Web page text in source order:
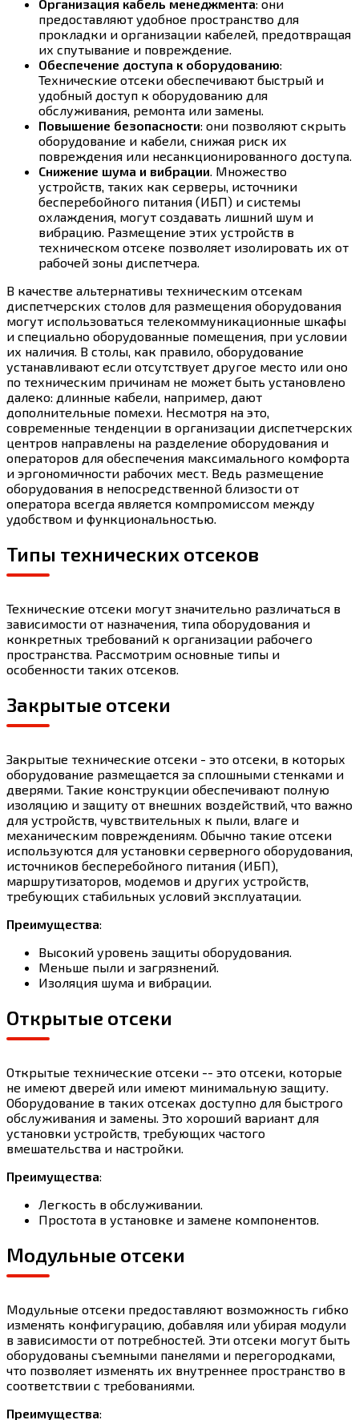
Организация кабель менеджмента: они
предоставляют удобное пространство для
прокладки и организации кабелей, предотвращая
их спутывание и повреждение.
Обеспечение доступа к оборудованию:
Технические отсеки обеспечивают быстрый и
удобный доступ к оборудованию для
обслуживания, ремонта или замены.
Повышение безопасности: они позволяют скрыть
оборудование и кабели, снижая риск их
повреждения или несанкционированного доступа.
Снижение шума и вибрации. Множество
устройств, таких как серверы, источники
бесперебойного питания (ИБП) и системы
охлаждения, могут создавать лишний шум и
вибрацию. Размещение этих устройств в
техническом отсеке позволяет изолировать их от
рабочей зоны диспетчера.
В качестве альтернативы техническим отсекам
диспетчерских столов для размещения оборудования
могут использоваться телекоммуникационные шкафы
и специально оборудованные помещения, при условии
их наличия. В столы, как правило, оборудование
устанавливают если отсутствует другое место или оно
по техническим причинам не может быть установлено
далеко: длинные кабели, например, дают
дополнительные помехи. Несмотря на это,
современные тенденции в организации диспетчерских
центров направлены на разделение оборудования и
операторов для обеспечения максимального комфорта
и эргономичности рабочих мест. Ведь размещение
оборудования в непосредственной близости от
оператора всегда является компромиссом между
удобством и функциональностью.
Типы технических отсеков
Технические отсеки могут значительно различаться в
зависимости от назначения, типа оборудования и
конкретных требований к организации рабочего
пространства. Рассмотрим основные типы и
особенности таких отсеков.
Закрытые отсеки
Закрытые технические отсеки - это отсеки, в которых
оборудование размещается за сплошными стенками и
дверями. Такие конструкции обеспечивают полную
изоляцию и защиту от внешних воздействий, что важно
для устройств, чувствительных к пыли, влаге и
механическим повреждениям. Обычно такие отсеки
используются для установки серверного оборудования,
источников бесперебойного питания (ИБП),
маршрутизаторов, модемов и других устройств,
требующих стабильных условий эксплуатации.
Преимущества:
Высокий уровень защиты оборудования.
Меньше пыли и загрязнений.
Изоляция шума и вибрации.
Открытые отсеки
Открытые технические отсеки -- это отсеки, которые
не имеют дверей или имеют минимальную защиту.
Оборудование в таких отсеках доступно для быстрого
обслуживания и замены. Это хороший вариант для
установки устройств, требующих частого
вмешательства и настройки.
Преимущества:
Легкость в обслуживании.
Простота в установке и замене компонентов.
Модульные отсеки
Модульные отсеки предоставляют возможность гибко
изменять конфигурацию, добавляя или убирая модули
в зависимости от потребностей. Эти отсеки могут быть
оборудованы съемными панелями и перегородками,
что позволяет изменять их внутреннее пространство в
соответствии с требованиями.
Преимущества: